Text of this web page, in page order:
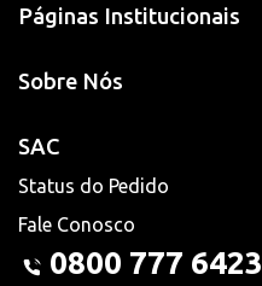
Páginas Institucionais
Sobre Nós
SAC
Status do Pedido
Fale Conosco
0800 777 6423